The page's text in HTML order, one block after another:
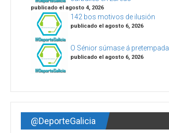
publicado el agosto 4, 2026
142 bos motivos de ilusión
publicado el agosto 6, 2026
O Sénior súmase á pretempada
publicado el agosto 6, 2026
@DeporteGalicia